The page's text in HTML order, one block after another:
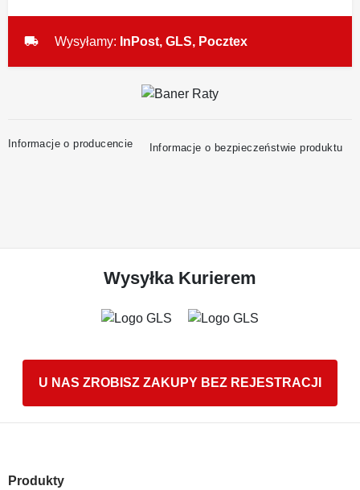
local_shipping Wysyłamy: InPost, GLS, Pocztex
Informacje o producencie Informacje o bezpieczeństwie produktu
Wysyłka Kurierem
U NAS ZROBISZ ZAKUPY BEZ REJESTRACJI
Produkty